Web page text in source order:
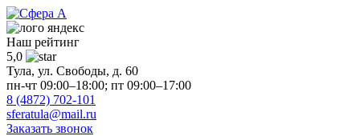
Наш рейтинг
5,0
Тула, ул. Свободы, д. 60
пн-чт 09:00–18:00; пт 09:00–17:00
8 (4872) 702-101
sferatula@mail.ru
Заказать звонок